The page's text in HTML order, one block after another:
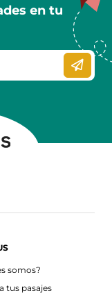
en tu
somos?
tus pasajes